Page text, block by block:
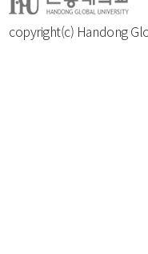
copyright(c) Handong